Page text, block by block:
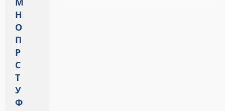
Н
О
П
Р
С
Т
У
Ф